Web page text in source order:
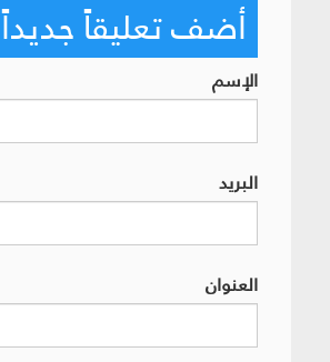
أضف تعليقاً جديداً
الإسم
البريد
العنوان